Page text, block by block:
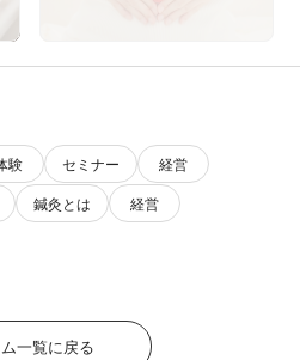
験 セミナー
経営
鍼灸とは
経営
一覧に戻る